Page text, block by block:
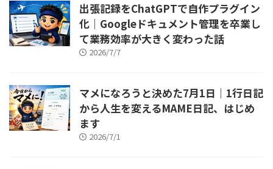
出張記録をChatGPTで自作プラグイン
化｜Googleドキュメント管理を卒業し
て業務効率が大きく変わった話
2026/7/7
マメになろうと決めた7月1日｜1行日記
から人生を変えるMAME日記、はじめ
ます
2026/7/1